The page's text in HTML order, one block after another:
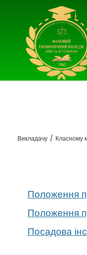
Викладачу / Класному
Положення
Положення
Посадова